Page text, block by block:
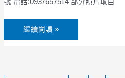
黃
金
號 電話:0937657514 部分照片取自
許
榮
卓
咖
繼續閱讀 »